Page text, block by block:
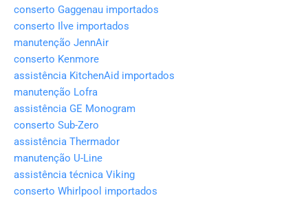
conserto Gaggenau importados
conserto Ilve importados
manutenção JennAir
conserto Kenmore
assistência KitchenAid importados
manutenção Lofra
assistência GE Monogram
conserto Sub-Zero
assistência Thermador
manutenção U-Line
assistência técnica Viking
conserto Whirlpool importados